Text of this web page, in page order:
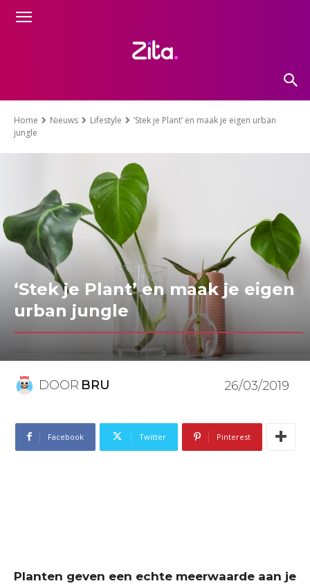
Home Nieuws Lifestyle
‘Stek je Plant’ en maak je eigen urban
jungle
‘Stek je Plant’ en maak je eigen
urban jungle
DOOR BRU 26/03/2019
Facebook Twitter Pinterest
Planten geven een echte meerwaarde aan je